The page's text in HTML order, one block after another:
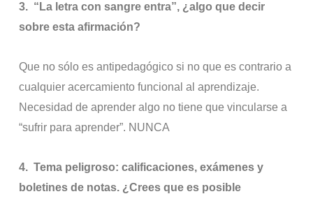
3. “La letra con sangre entra”, ¿algo que decir
sobre esta afirmación?
Que no sólo es antipedagógico si no que es contrario a
cualquier acercamiento funcional al aprendizaje.
Necesidad de aprender algo no tiene que vincularse a
“sufrir para aprender”. NUNCA
4.Tema peligroso: calificaciones, exámenes y
boletines de notas. ¿Crees que es posible